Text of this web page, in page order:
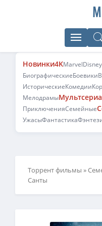
Новинки4KMarvelDisney
БиографическиеБоевики
ИсторическиеКомедии
Мелодрамы
ПриключенияСемейные
УжасыФантастика
Торрент фильмы »
Санты